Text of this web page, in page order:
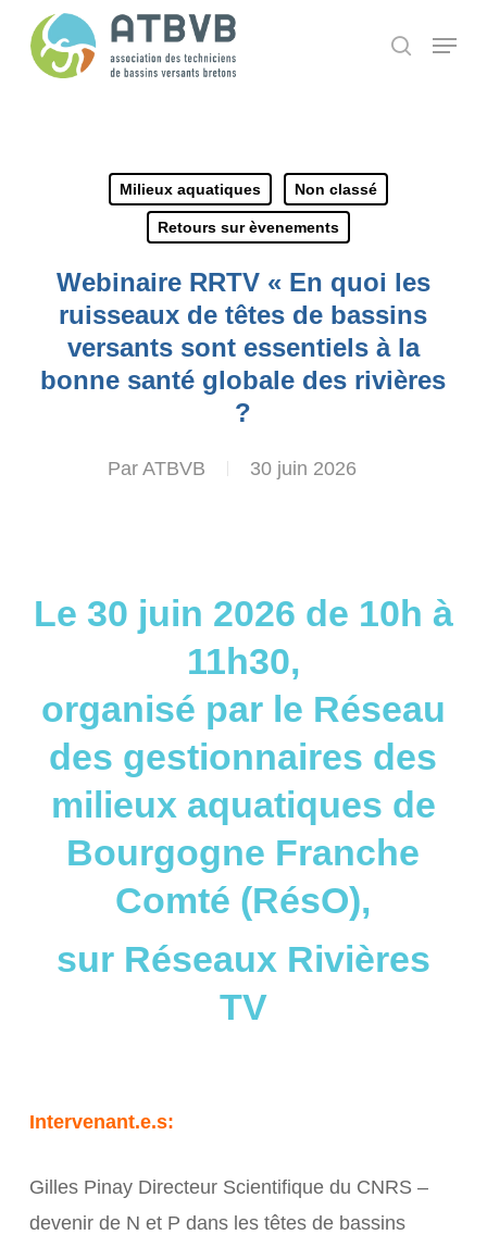
search
Menu
Milieux aquatiques Non classé
Retours sur èvenements
Webinaire RRTV « En quoi les
ruisseaux de têtes de bassins
versants sont essentiels à la
bonne santé globale des rivières
?
Par ATBVB 30 juin 2026
Le 30 juin 2026 de 10h à
11h30,
organisé par le Réseau
des gestionnaires des
milieux aquatiques de
Bourgogne Franche
Comté (RésO),
sur Réseaux Rivières
TV
Intervenant.e.s:
Gilles Pinay Directeur Scientifique du CNRS –
devenir de N et P dans les têtes de bassins
Panneau de gestion des cookies